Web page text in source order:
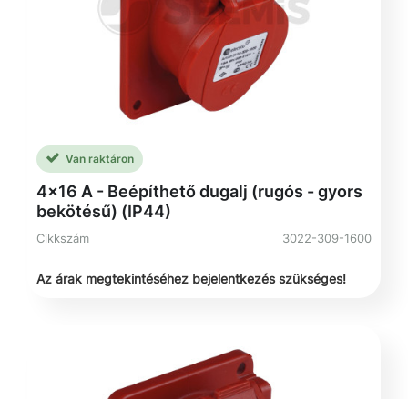
Van raktáron
4x16 A - Beépíthető dugalj (rugós - gyors
bekötésű) (IP44)
Cikkszám 3022-309-1600
Az árak megtekintéséhez bejelentkezés szükséges!